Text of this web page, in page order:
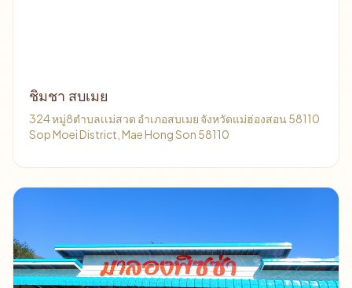
ชิมชา สบเมย
324 หมู่8ตำบลเเม่สวด อำเภอสบเมย จังหวัดแม่ฮ่องสอน 58110
Sop Moei District, Mae Hong Son 58110